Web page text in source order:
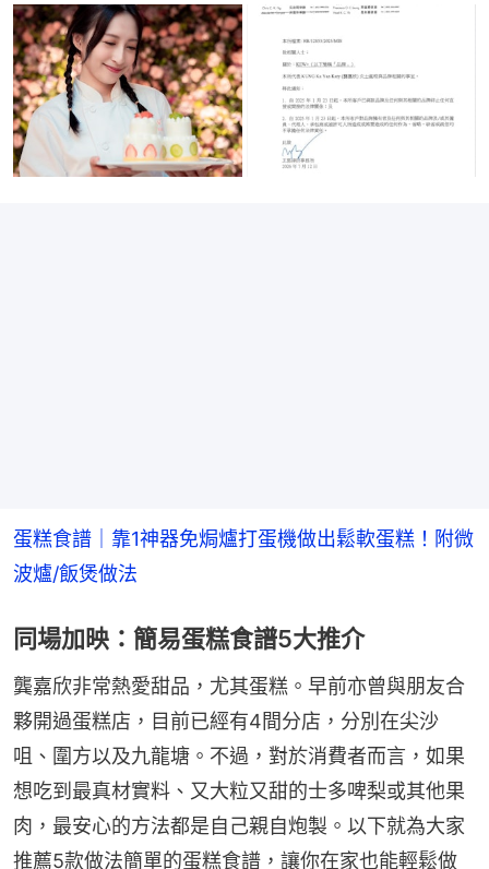
蛋糕食譜｜靠1神器免焗爐打蛋機做出鬆軟蛋糕！附微
波爐/飯煲做法
同場加映：簡易蛋糕食譜5大推介
龔嘉欣非常熱愛甜品，尤其蛋糕。早前亦曾與朋友合
夥開過蛋糕店，目前已經有4間分店，分別在尖沙
咀、圍方以及九龍塘。不過，對於消費者而言，如果
想吃到最真材實料、又大粒又甜的士多啤梨或其他果
肉，最安心的方法都是自己親自炮製。以下就為大家
推薦5款做法簡單的蛋糕食譜，讓你在家也能輕鬆做